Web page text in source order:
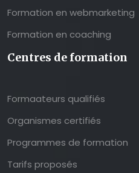
Formation en webmarketing
Formation en coaching
Centres de formation
Formaateurs qualifiés
Organismes certifiés
Programmes de formation
Tarifs proposés